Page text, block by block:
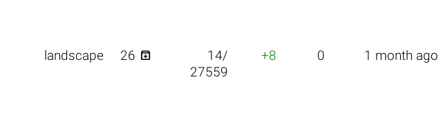
landscape 26 
14/
27559
+8 0 1 month ago